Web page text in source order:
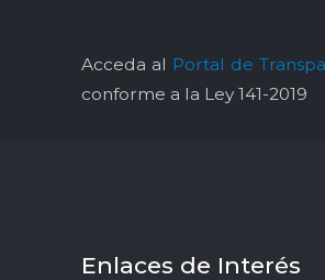
Acceda al Portal de
conforme a la Ley 141-2019
Enlaces de Interés